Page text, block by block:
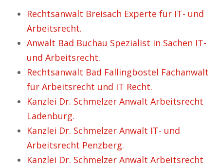
Rechtsanwalt Breisach Experte für IT- und
Arbeitsrecht.
Anwalt Bad Buchau Spezialist in Sachen IT-
und Arbeitsrecht.
Rechtsanwalt Bad Fallingbostel Fachanwalt
für Arbeitsrecht und IT Recht.
Kanzlei Dr. Schmelzer Anwalt Arbeitsrecht
Ladenburg.
Kanzlei Dr. Schmelzer Anwalt IT- und
Arbeitsrecht Penzberg.
Kanzlei Dr. Schmelzer Anwalt Arbeitsrecht